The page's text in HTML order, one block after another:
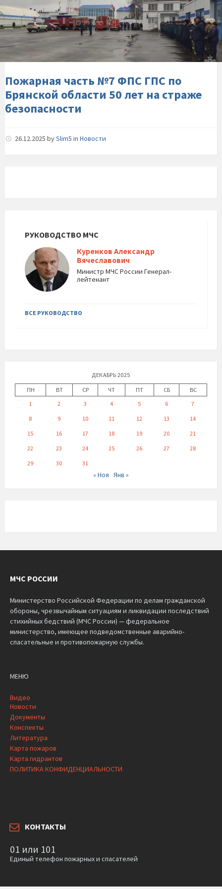
часть-
№7-
ФПС-
ГПС-
по-
Брянской-
области-50-
на-
Пожарная часть №7 ФПС ГПС по
Брянской области 50 лет на страже
безопасности
26.12.2025 bySlim5 in Новости
РУКОВОДСТВО МЧС
Куренков Александр
Вячеславович
Министр МЧС России Генерал-
лейтенант
ВСЕ РУКОВОДСТВО
ДЕКАБРЬ 2025
ПН
ВТ СР ЧТ ПТ СБ
ВС
1
2 3 4 5 6
7
8
9 10 11 12 13
14
15
16 17 18 19 20
21
22
23 24 25 26 27
28
29
30 31
« Ноя Янв »
МЧС РОССИИ
Министерство Российской Федерации по делам гражданской
обороны, чрезвычайным ситуациям и ликвидации последствий
стихийных бедствий (МЧС России) — федеральное
министерство, имеющее подведомственные аварийно-
спасательные и противопожарную службы.
МЕНЮ
Видео
Новости
Документы
Конспекты
Литература
Карта пожаров
Карта гидрантов
ПОЛИТИКА КОНФИДЕНЦИАЛЬНОСТИ
КОНТАКТЫ
01 или 101
Единый телефон пожарных и спасателей